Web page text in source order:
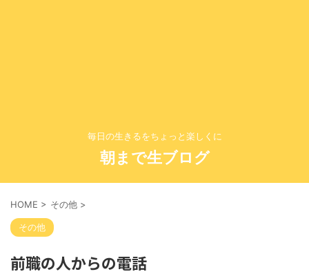
毎日の生きるをちょっと楽しくに
朝まで生ブログ
HOME > その他 >
その他
前職の人からの電話